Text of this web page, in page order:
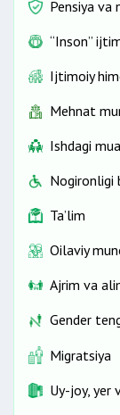
Pensiya va
“Inson”
Ijtimoiy
Mehnat
Ishdagi
Nogironligi
Ta’lim
Oilaviy
Ajrim va
Gender
Migratsiya
Uy-joy, yer